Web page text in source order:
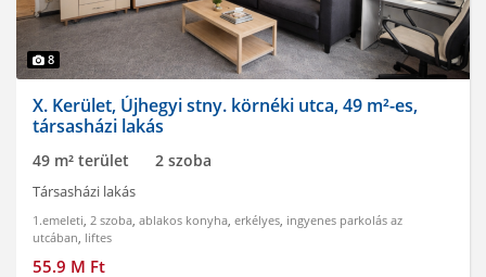
8
X. Kerület, Újhegyi stny. körnéki utca, 49 m²-es,
társasházi lakás
49 m² terület 2 szoba
Társasházi lakás
1.emeleti, 2 szoba, ablakos konyha, erkélyes, ingyenes parkolás az
utcában, liftes
55.9 M Ft